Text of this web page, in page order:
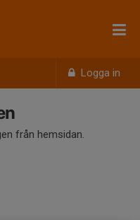
Logga in
från hemsidan.